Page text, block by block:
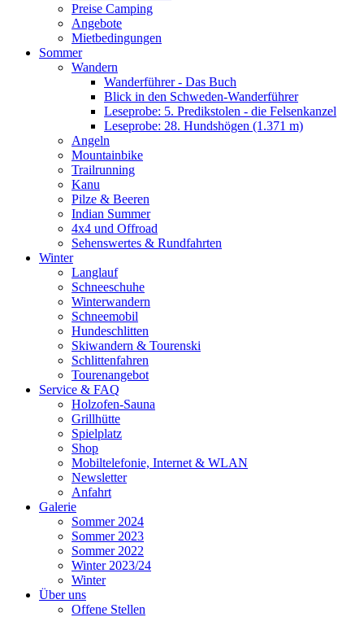
Preise Camping
Angebote
Mietbedingungen
Sommer
Wandern
Wanderführer - Das Buch
Blick in den Schweden-Wanderführer
Leseprobe: 5. Predikstolen - die Felsenkanzel
Leseprobe: 28. Hundshögen (1.371 m)
Angeln
Mountainbike
Trailrunning
Kanu
Pilze & Beeren
Indian Summer
4x4 und Offroad
Sehenswertes & Rundfahrten
Winter
Langlauf
Schneeschuhe
Winterwandern
Schneemobil
Hundeschlitten
Skiwandern & Tourenski
Schlittenfahren
Tourenangebot
Service & FAQ
Holzofen-Sauna
Grillhütte
Spielplatz
Shop
Mobiltelefonie, Internet & WLAN
Newsletter
Anfahrt
Galerie
Sommer 2024
Sommer 2023
Sommer 2022
Winter 2023/24
Winter
Über uns
Offene Stellen